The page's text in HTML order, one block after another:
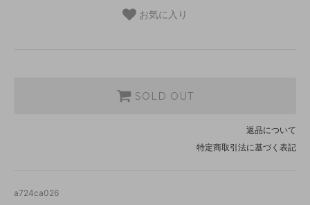
お気に入り
SOLD OUT
返品について
特定商取引法に基づく表記
a724ca026